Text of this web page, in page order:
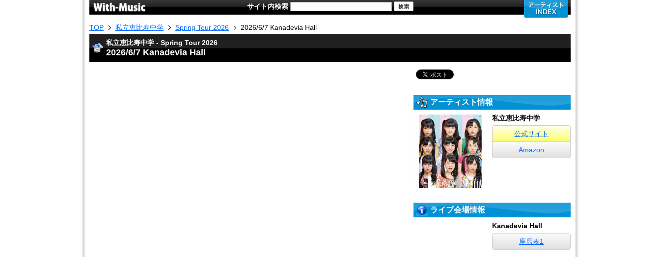
サイト内検索
TOP 私立恵比寿中学 Spring Tour 2026
2026/6/7 Kanadevia Hall
私立恵比寿中学 - Spring Tour 2026
2026/6/7 Kanadevia Hall
アーティスト情報
私立恵比寿中学
公式サイト
Amazon
ライブ会場情報
Kanadevia Hall
座席表1